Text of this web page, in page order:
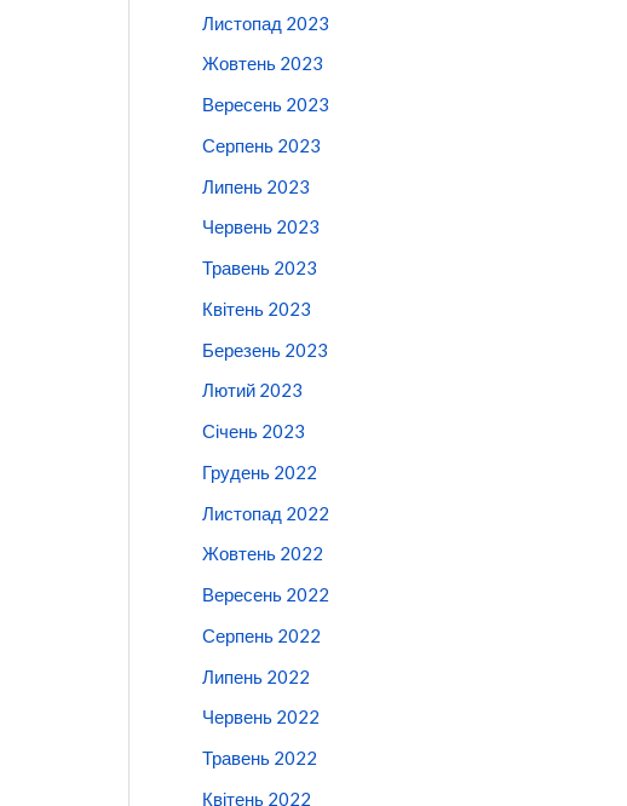
Листопад 2023
Жовтень 2023
Вересень 2023
Серпень 2023
Липень 2023
Червень 2023
Травень 2023
Квітень 2023
Березень 2023
Лютий 2023
Січень 2023
Грудень 2022
Листопад 2022
Жовтень 2022
Вересень 2022
Серпень 2022
Липень 2022
Червень 2022
Травень 2022
Квітень 2022